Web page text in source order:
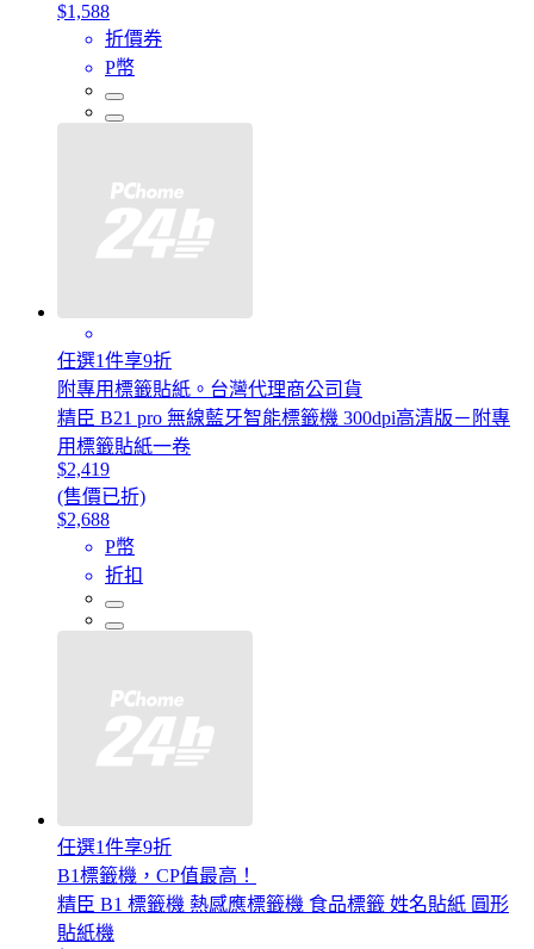
$1,588
折價券
P幣
任選1件享9折
附專用標籤貼紙。台灣代理商公司貨
精臣 B21 pro 無線藍牙智能標籤機 300dpi高清版－附專
用標籤貼紙一卷
$2,419
(售價已折)
$2,688
P幣
折扣
任選1件享9折
B1標籤機，CP值最高！
精臣 B1 標籤機 熱感應標籤機 食品標籤 姓名貼紙 圓形
貼紙機